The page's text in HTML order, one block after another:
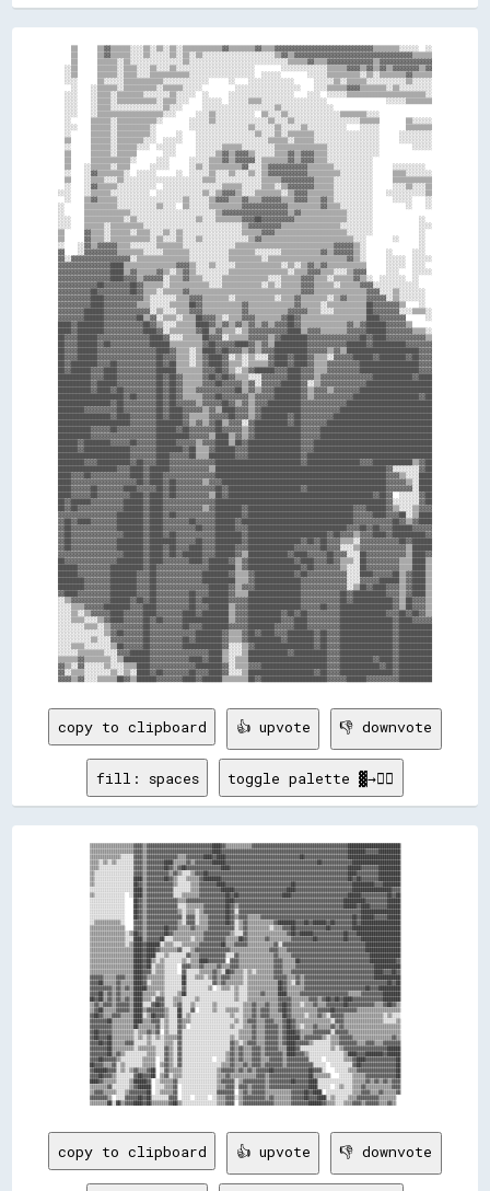
    ▒▒      ▒▒▓▓▒▒▒▒▒▒░░░░▒▒░░▒▒░░▒▒░░▒▒▒▒▒▒▒▒▒▒▒▒▓▓▒▒▒▒▒▒▒▒▓▓▒▒▒▒▓▓▓▓▓▓▓▓▓▓▓▓▓▓▓▓▓▓▓▓▓▓▓▓▓▓▓▓▓▓▒▒▒▒▒▒▒▒░░░░░░  ░░
    ▒▒      ▒▒▓▓▒▒▒▒▒▒░░░░▒▒░░░░░░▒▒░░▒▒░░▒▒░░░░░░░░░░░░░░░░░░░░░░▒▒▓▓▒▒▓▓▓▓▓▓▓▓▓▓▓▓▓▓▓▓▓▓▓▓▓▓▓▓▓▓▓▓▓▓▓▓▓▓▓▓▒▒▒▒▒▒
    ▒▒      ▒▒▒▒▒▒░░▒▒░░░░░░░░░░░░░░░░▒▒░░░░░░░░░░░░░░░░░░░░░░░░░░░░░░▒▒▒▒▒▒▓▓▒▒▒▒▓▓▓▓▓▓▓▓▓▓▓▓▓▓▒▒▓▓▓▓▓▓▓▓▓▓▓▓▓▓▓▓
  ░░▒▒      ▒▒▒▒▒▒░░▒▒▒▒░░░░▒▒░░░░▒▒░░░░░░░░░░░░░░░░░░░░░░░░        ░░░░░░░░░░░░░░▒▒▒▒▒▒▓▓▓▓▒▒▓▓▒▒▓▓▒▒▓▓▓▓▓▓▓▓▒▒▓▓
  ░░▒▒      ▒▒▒▒▒▒░░▒▒▒▒░░░░▒▒▒▒▒▒▒▒▒▒▒▒░░░░░░░░░░░░░░░░░░░░  ░░░░░░        ░░░░░░▒▒▒▒▒▒▒▒▒▒░░▒▒░░▒▒▒▒▒▒▒▒▓▓▒▒▒▒▒▒
  ░░░░      ▒▒░░░░░░▒▒▒▒▒▒▒▒▒▒▒▒░░░░░░░░░░░░░░      ░░    ░░░░░░░░░░░░░░      ░░░░░░▒▒░░▒▒▒▒▒▒░░░░░░░░░░░░▒▒░░░░░░
    ░░    ░░▒▒▒▒▒▒░░▒▒▒▒▒▒▒▒▒▒░░▒▒▒▒▒▒░░░░░░          ░░░░░░░░░░░░░░░░░░░░    ░░░░▒▒▒▒▒▒▓▓▓▓▒▒▒▒▒▒▒▒░░▒▒░░░░░░░░░░
  ░░░░    ░░▒▒▒▒░░▒▒▒▒▒▒▒▒░░░░░░░░▒▒░░░░░░  ░░      ░░░░░░░░░░░░░░░░░░░░    ░░░░  ░░░░░░▒▒▒▒▒▒▒▒▒▒▒▒▒▒▒▒▒▒▒▒▒▒▒▒░░
  ░░░░    ░░▒▒▒▒░░▒▒▒▒▒▒▒▒▒▒▒▒░░▒▒▒▒░░░░    ░░░░░░  ░░░░░░▒▒▒▒░░░░░░░░░░░░░░░░░░░░                  ░░░░░░▒▒▒▒▒▒▒▒
  ░░░░    ░░▒▒▒▒░░░░░░░░░░░░░░░░▒▒░░░░      ░░░░░░░░░░░░░░░░░░░░░░▒▒░░░░░░░░░░░░░░░░                              
  ░░░░    ░░▒▒▒▒▒▒▒▒▒▒▒▒▒▒▒▒▒▒▒▒░░░░      ░░░░▒▒░░░░░░░░░░░░  ▒▒░░░░▒▒░░░░░░░░░░░░░░░░▒▒▒▒▒▒▒▒░░░░                
  ░░      ▒▒▒▒▒▒░░▒▒▒▒▒▒▒▒▒▒▒▒░░        ░░░░░░▒▒░░░░░░░░░░░░░░░░▒▒░░░░▒▒░░░░░░░░░░░░░░░░░░░░▒▒▒▒▒▒        ▒▒░░░░░░
  ░░░░    ▒▒▒▒▒▒░░▒▒▒▒▒▒▒▒▒▒░░          ░░░░░░░░░░░░░░░░░░▒▒░░░░░░▒▒░░░░░░▒▒░░░░░░░░░░░░    ░░░░░░        ▒▒▒▒▒▒▒▒
  ░░      ▒▒▒▒▒▒░░▒▒▒▒▒▒▒▒▒▒░░      ░░    ░░░░░░░░░░░░░░░░░░▒▒░░░░▒▒░░▒▒▒▒▒▒▒▒░░░░░░░░░░░░░░░░░░░░      ░░░░░░░░░░
  ▒▒      ▒▒▒▒▒▒░░▒▒▒▒▒▒▒▒░░░░  ░░░░░░    ░░░░░░░░░░░░░░░░░░░░░░▒▒▒▒▒▒░░▒▒▒▒▒▒░░░░░░░░░░░░░░░░░░░░      ░░░░░░░░░░
  ░░      ▒▒▒▒▒▒░░▒▒▒▒▒▒░░░░  ░░░░░░      ░░░░░░░░▒▒▒▒▒▒░░░░░░░░░░▒▒▒▒▒▒▒▒▒▒▒▒▒▒▒▒░░░░░░░░░░░░░░░░          ░░░░░░
  ▒▒      ▒▒▒▒▒▒░░▒▒▒▒▒▒        ░░░░      ░░░░░░▒▒▓▓▒▒▓▓▓▓▒▒░░░░░░▒▒▒▒▓▓▒▒▓▓▓▓▒▒▒▒░░░░░░░░░░░░░░░░                
  ▒▒      ▒▒▒▒▒▒▒▒▒▒▒▒░░      ░░░░      ░░░░░░▒▒▒▒▓▓▒▒▓▓▓▓▓▓░░▒▒▒▒▒▒▒▒▓▓▒▒▓▓▓▓▒▒▒▒░░░░░░░░░░░░░░                  
  ▒▒    ░░▒▒▒▒▒▒░░▒▒▒▒      ░░░░░░      ░░▒▒░░▒▒▒▒▒▒▒▒▒▒▓▓░░░░▒▒▓▓▓▓▓▓▓▓▓▓▓▓▒▒▒▒▒▒▒▒░░░░░░░░░░░░      ░░░░░░░░░░  
  ░░    ░░▓▓▒▒▒▒▒▒▒▒░░  ░░░░░░      ░░  ░░░░░░▒▒░░░░▒▒░░░░▒▒░░▒▒▓▓▓▓▓▓▓▓▓▓▓▓▒▒▒▒▒▒▒▒▒▒░░░░░░░░░░      ▒▒▒▒░░░░░░░░
  ▒▒    ░░▒▒▒▒░░░░▒▒░░░░░░░░░░░░░░░░░░░░░░░░▒▒▒▒░░░░░░░░░░░░░░▒▒▒▒▒▒▓▓▓▓▓▓▓▓▓▓▒▒▒▒▒▒░░░░░░░░░░░░      ▒▒▒▒▒▒▒▒▒▒▒▒
  ░░    ░░▓▓▒▒▒▒▒▒░░░░░░░░░░░░  ░░░░░░░░░░░░░░░░░░▒▒▒▒▒▒░░░░░░▒▒▒▒░░▒▒▓▓▓▓▓▓▓▓▒▒▒▒▒▒░░░░░░░░░░░░      ░░░░▒▒░░░░▒▒
░░░░    ░░▒▒▒▒▒▒░░░░░░░░░░░░  ░░░░░░░░░░░░░░▒▒░░▒▒▓▓▓▓▒▒░░░░▒▒▒▒▒▒▒▒░░▒▒▓▓▓▓▒▒▒▒▒▒▒▒░░░░░░░░░░░░    ░░░░░░░░░░░░▒▒
  ░░    ▒▒▓▓▒▒▒▒▒▒░░░░░░░░░░░░░░░░░░░░▒▒░░░░░░▒▒▓▓▓▓▒▒▒▒▓▓▒▒▒▒▓▓▓▓▓▓▒▒▒▒▓▓▓▓▒▒▒▒▓▓▒▒░░░░░░░░░░░░      ░░░░░░    ░░
░░      ▒▒▒▒▒▒▒▒▒▒░░░░░░░░░░░░▒▒░░░░  ▒▒░░░░░░▒▒▒▒▒▒▒▒▒▒▓▓▓▓▓▓▓▓▓▓▓▓▓▓▒▒▒▒▒▒▒▒▒▒▓▓▒▒▒▒░░░░░░░░░░          ░░    ░░
░░      ▒▒▒▒▒▒▒▒▒▒▒▒▒▒░░░░░░░░░░░░░░░░░░░░░░░░░░▒▒▓▓▓▓▓▓▓▓▓▓▓▓▓▓▓▓▓▓▓▓▒▒▓▓▒▒▒▒▒▒▒▒▒▒▒▒▒▒░░░░░░░░                  
░░░░    ▒▒▒▒▒▒▒▒▒▒▒▒░░▒▒░░░░░░░░░░░░░░░░░░▒▒░░░░▒▒▒▒▒▒▒▒▓▓▓▓██▓▓▓▓▓▓▓▓▓▓▒▒▒▒▒▒▒▒▒▒▒▒▒▒▒▒░░░░░░░░              ░░  
░░░░    ▒▒▒▒▒▒░░▒▒▒▒▒▒▒▒▒▒░░░░░░░░░░░░░░░░░░░░░░░░░░░░░░▒▒▓▓▓▓▓▓▓▓▓▓▒▒▒▒▒▒▒▒▒▒▒▒▒▒▒▒▒▒░░░░░░░░░░              ░░░░
▒▒      ▓▓▒▒▒▒░░▒▒▒▒▒▒░░▒▒▒▒░░░░▒▒░░▒▒░░░░░░░░░░░░░░░░░░▒▒▒▒▒▒▓▓▓▓▒▒▒▒▒▒▒▒▒▒▒▒▒▒▒▒▒▒▒▒▒▒░░░░░░░░              ░░  
▒▒      ▓▓▒▒▒▒░░▒▒▒▒▒▒▒▒▒▒▒▒░░▒▒░░░░▒▒░░░░▒▒░░░░░░░░░░░░░░▒▒▓▓▒▒▒▒▒▒▒▒▒▒▒▒▒▒▒▒▒▒▒▒▒▒▒▒▒▒▒▒░░░░        ░░      ░░  
░░    ░░▓▓▒▒▓▓▓▓▓▓▒▒▒▒░░░░░░░░▒▒▒▒▒▒▒▒░░░░░░░░░░░░░░░░▒▒▒▒▒▒▒▒▒▒▒▒▒▒▒▒▒▒▒▒▒▒▒▒▒▒▒▒▒▒▓▓▓▓▓▓▒▒░░                ░░  
▓▓    ░░▓▓▓▓▓▓▓▓▓▓▒▒▒▒▒▒▒▒░░░░░░▒▒▒▒▒▒▒▒░░░░░░░░░░░░▒▒▒▒▒▒▒▒░░░░░░░░▒▒▒▒▒▒▒▒▒▒▒▒▓▓▒▒▓▓▓▓▓▓▒▒░░      ░░      ░░░░  
▓▓░░▓▓▓▓▓▓▓▓▓▓▓▓▓▓▓▓▓▓░░▒▒▒▒▒▒▒▒▒▒▒▒▒▒▒▒░░░░░░░░░░░░▒▒▒▒▒▒▒▒▒▒░░▒▒▒▒▒▒▒▒▒▒▒▒▒▒▒▒▒▒▒▒▒▒▒▒▓▓▒▒░░      ░░░░░░  ░░░░░░
▓▓▓▓▓▓▓▓▓▓▓▓▓▓▓▓████▒▒▒▒▒▒▒▒▒▒▒▒▒▒▒▒▓▓▓▓▒▒░░░░▒▒░░░░░░▒▒▒▒▒▒▒▒▒▒▒▒▒▒░░▒▒░░▒▒▓▓▒▒▓▓▒▒▒▒▒▒▒▒▒▒▒▒      ░░░░░░  ░░░░  
▓▓▓▓▓▓▓▓▓▓▓▓▓▓▓▓████▒▒▓▓▒▒▒▒▒▒▓▓▒▒░░▒▒▓▓▒▒░░░░░░░░░░▒▒▒▒▒▒▒▒▒▒▒▒▒▒▒▒▒▒░░▒▒▒▒▓▓▓▓▒▒▒▒░░░░▒▒▓▓▓▓      ░░░░    ░░░░░░
▓▓▓▓▓▓▓▓▓▓▓▓▓▓▓▓████▓▓▓▓▒▒▓▓▓▓▓▓░░▒▒▒▒▓▓▒▒▒▒░░░░░░▒▒▒▒▒▒▒▒▒▒▒▒▒▒░░░░▒▒▒▒▒▒▓▓▓▓▒▒▒▒░░▒▒▒▒▒▒▓▓▒▒░░  ░░░░░░░░  ░░    
▓▓▓▓▓▓▓▓▓▓▓▓██▓▓▓▓▓▓▓▓██▓▓▒▒▒▒▒▒░░▒▒▒▒▒▒▒▒▒▒▒▒░░░░▒▒▒▒▒▒▒▒▒▒▒▒░░▒▒░░▒▒▒▒▒▒▓▓▓▓▒▒▒▒▒▒░░▒▒▒▒▒▒▓▓▓▓░░░░░░░░░░░░░░    
▓▓▓▓▓▓▓▓▓▓██▓▓▓▓▓▓▓▓▓▓██▓▓▒▒▒▒░░▒▒▒▒▒▒▓▓▒▒▒▒▒▒▒▒▒▒▒▒▒▒▒▒▒▒▒▒▒▒▒▒▒▒▒▒▒▒▒▒▒▒▓▓▓▓▒▒▒▒▒▒▒▒▒▒▒▒▒▒▒▒▓▓▓▓░░░░▒▒░░░░░░░░  
▓▓▓▓▓▓▓▓▓▓████▓▓▓▓▓▓▓▓▓▓▓▓▒▒░░░░░░░░▒▒▒▒▓▓▓▓▒▒▒▒▒▒▒▒░░▒▒▒▒▒▒▒▒▒▒▒▒░░▒▒▒▒▓▓▒▒▒▒▒▒▒▒░░▒▒▓▓▒▒▒▒▒▒▓▓▓▓▓▓░░▒▒░░░░░░░░  
▓▓▓▓▓▓▓▓▓▓████▓▓▓▓▓▓▓▓▓▓▒▒▒▒░░░░░░▒▒▒▒▒▒██▓▓▒▒▒▒▒▒▒▒▒▒▒▒▓▓▒▒▒▒▒▒▒▒▒▒▒▒▒▒▓▓▒▒▒▒▒▒░░▒▒▒▒▒▒▒▒▒▒▒▒██▓▓▓▓▓▓▓▓▒▒    ░░  
▓▓▓▓▓▓▓▓██████▓▓▓▓▓▓▓▓▓▓▓▓▓▓░░▒▒░░░░▒▒▒▒▓▓▓▓▒▒▒▒▒▒▒▒▒▒▒▒▓▓▒▒▒▒▒▒▒▒▒▒▒▒▓▓▓▓▓▓▒▒▒▒░░░░▒▒▒▒▒▒▒▒▒▒██▓▓▓▓▓▓▓▓░░░░▒▒▒▒░░
▓▓▓▓▓▓▓▓██████▓▓▓▓▓▓▓▓▓▓██▒▒▓▓░░▒▒▒▒░░▒▒▒▒██▓▓▓▓▒▒░░▒▒▒▒▓▓▓▓▒▒▒▒▒▒▒▒▓▓██▓▓▒▒▒▒▒▒▒▒▒▒▒▒▒▒▒▒▒▒▒▒████▓▓▓▓▓▓▓▓      ░░
████▓▓████████▓▓▓▓▓▓▓▓▓▓▓▓██▓▓▒▒░░░░▒▒▒▒▒▒████▓▓▒▒▓▓▒▒▓▓▒▒▓▓▒▒▓▓▒▒▓▓▓▓██▓▓▒▒▒▒▒▒▒▒▒▒▒▒▒▒▓▓▒▒▓▓██████▓▓▓▓▓▓▒▒      
████▓▓████████▓▓▓▓▓▓▓▓▓▓▓▓████▓▓░░▒▒▒▒▒▒▒▒▓▓██▒▒▓▓▒▒▒▒░░▒▒▓▓▓▓▓▓▓▓▓▓▓▓████▒▒▓▓▓▓▒▒▒▒▒▒▒▒▓▓▓▓▓▓██████▓▓▓▓▓▓▓▓▒▒▒▒░░
██▓▓▓▓██████▓▓▓▓▓▓▓▓▓▓▓▓▓▓▓▓████▓▓░░░░▒▒▒▒▒▒██▓▓▓▓░░▒▒▒▒▒▒▓▓▓▓▓▓▒▒▓▓████████▓▓▓▓▓▓▓▓▓▓▓▓▓▓▓▓██▓▓████▓▓▓▓▓▓▓▓▓▓▓▓▒▒
██▓▓▓▓██████▓▓██▓▓▓▓▓▓▓▓▓▓▓▓██████▒▒▒▒▒▒▒▒▒▒▓▓██▓▓▓▓▓▓████▓▓▒▒▓▓▒▒██████████▓▓▓▓▓▓▓▓▓▓▓▓██████▓▓██████████▓▓▓▓▓▓▓▓
██▓▓▓▓██████▓▓▓▓▓▓▓▓▓▓▓▓▓▓▓▓▓▓████▓▓▒▒▒▒░░▒▒████▓▓██▓▓▓▓▒▒▓▓▒▒▓▓▓▓██████████▓▓▓▓▓▓▒▒▓▓▒▒██████████████████████▓▓▓▓
██▓▓▓▓██████▓▓▓▓▓▓▓▓▓▓▓▓▓▓▓▓▓▓██▓▓▓▓▒▒▒▒░░▒▒▓▓████▓▓░░▒▒░░▒▒░░░░▓▓████▓▓████▓▓▒▒▒▒░░▓▓▓▓▓▓██████▓▓████████▓▓██▓▓▓▓
██▓▓████████▓▓▓▓██▓▓▓▓▓▓▓▓▓▓▓▓██▓▓██▒▒▒▒░░▒▒▓▓████▓▓▒▒▒▒░░▒▒▒▒▒▒▓▓████▓▓████▓▓▒▒▒▒▓▓▓▓▓▓▓▓▓▓██████████████████▓▓▓▓
██▓▓██████▓▓▓▓████▓▓▓▓▓▓▓▓▓▓▓▓██████▒▒▒▒▒▒▒▒▓▓▓▓██▓▓▒▒░░▒▒▓▓██████▓▓▓▓████▓▓▓▓▒▒▒▒▓▓▓▓▓▓▓▓▓▓██████████████████▓▓▓▓
██████████▓▓▓▓████▓▓▓▓▓▓▓▓▓▓▓▓██▓▓██▓▓▒▒▒▒▒▒▓▓██▓▓██▓▓▒▒▒▒░░░░▓▓▓▓▓▓▓▓████▓▓▓▓▒▒▓▓▓▓▓▓▓▓▓▓▓▓▓▓▓▓████████████▓▓████
██████████▓▓██████▓▓▓▓▓▓▓▓▓▓▓▓██▓▓██▓▓▒▒▒▒▒▒▓▓▓▓██▓▓▓▓▓▓▒▒▓▓░░▓▓▓▓▓▓██████▓▓░░▒▒▓▓▓▓▓▓▓▓▓▓▓▓▓▓████████████████████
██████████▓▓████▓▓██▓▓▓▓▓▓▓▓▓▓██▓▓██▓▓▒▒▒▒▓▓▓▓▓▓▓▓▓▓▓▓██▒▒▓▓▒▒▓▓▓▓████████▓▓▒▒▓▓▓▓▒▒▓▓▓▓▓▓▓▓██████████████████████
████████████████████▓▓██▓▓▓▓▓▓██▓▓██▓▓▒▒▒▒▒▒▓▓▓▓██▓▓▓▓▓▓▓▓▒▒▓▓▓▓▓▓████████▓▓▒▒▓▓▓▓▓▓▓▓▓▓▓▓████████████████████▓▓██
████████████████▓▓██▓▓▓▓▓▓▓▓▓▓██▓▓██▓▓▓▓▓▓▒▒▓▓▓▓▓▓██▓▓▒▒▓▓▒▒▓▓▓▓██████████▓▓▓▓▓▓▓▓▓▓▓▓▓▓██████████████████████████
████████▓▓▓▓▓▓▓▓▓▓██▓▓▓▓▓▓▓▓▓▓██▓▓████▓▓▓▓▓▓▒▒▓▓▒▒████▓▓▓▓▒▒▓▓████████████▓▓▓▓▓▓▓▓▓▓▓▓████████████████████████████
████████████████▓▓████▓▓▓▓▓▓▓▓██▓▓████▓▓▒▒▒▒▒▒▓▓▓▓▓▓██▓▓▓▓▒▒▓▓████████▓▓██▓▓▓▓▓▓▓▓▓▓██████████████████████████████
██████████████████████▓▓▓▓▓▓▓▓████████▓▓▒▒▓▓▒▒▓▓██▒▒▓▓▓▓░░▓▓██████████▓▓██▓▓▓▓▓▓▓▓████████████████████████████████
██████████▓▓▓▓▓▓██▓▓▓▓▓▓▓▓▓▓▓▓██████▓▓██▓▓▓▓▓▓▓▓██▓▓▓▓▓▓▒▒▓▓██████████████▓▓▓▓▓▓██████████████████████████████████
██████████▓▓▓▓▓▓▓▓▓▓▓▓▓▓▓▓▓▓▓▓██████████▓▓▓▓▓▓▒▒████▒▒▓▓▒▒▓▓██████████████▓▓▓▓▓▓██████████████████████████████████
██████▓▓████████▓▓▓▓▓▓██▓▓▓▓▓▓██████▓▓▓▓▓▓▒▒▓▓▓▓████▒▒██▓▓████████████████▓▓▓▓████████████████████████████████████
██████▓▓██████████████▓▓▓▓▓▓▓▓████████▓▓██▒▒▒▒▓▓██████▓▓▓▓████████████████▓▓▓▓████████████████████████████████████
██████████████████████▓▓▓▓▓▓▓▓████▓▓▓▓▓▓██▒▒▒▒████████▓▓▓▓████████████████▓▓██████████████████████████████████████
████████▓▓▓▓██████████▓▓██▓▓▓▓████▓▓▓▓▓▓▓▓▓▓▓▓▓▓██████████████████████████▓▓████████████████▓▓▓▓████████████▒▒▓▓██
██████████████████▓▓▓▓████▓▓██████▓▓▓▓▓▓▓▓▓▓▓▓▒▒████████████████████████████████████████████████████▓▓░░░░░░░░▓▓██
████▓▓▓▓██▓▓▓▓▓▓▓▓▓▓▓▓████▓▓████▓▓▓▓▓▓▓▓▓▓▓▓▓▓▓▓████████████████████████████████████████████████████▓▓▓▓▒▒░░░░████
████▓▓▓▓▓▓▓▓▓▓▓▓▓▓▓▓▓▓▓▓██▓▓████▓▓██▓▓▓▓▓▓▓▓▒▒▓▓▓▓██████████████████████████████████████████████████▓▓▓▓▓▓▒▒░░████
████▓▓▓▓▓▓██▓▓▓▓▓▓▓▓████▓▓▓▓▓▓██▓▓██▓▓▓▓▓▓▓▓▓▓▓▓██▓▓██████████████████████▓▓████████████████████████▓▓▓▓▓▓▓▓░░████
████▓▓▓▓▓▓██▓▓▓▓▓▓▓▓▓▓████▓▓████▓▓██▓▓▓▓▓▓▓▓▓▓▒▒██▓▓████████████████████████████████████████████▓▓██▓▓  ░░░░░░▓▓██
██▓▓██████▓▓▓▓▓▓▓▓▓▓██████▓▓████▓▓▓▓▓▓▓▓▓▓▓▓▓▓▓▓████████████████████████████████████████████████████▓▓░░░░░░░░▓▓██
██▓▓██▓▓▓▓▓▓▓▓▓▓▓▓▓▓██████▓▓████▓▓▓▓▓▓▓▓▓▓▓▓▒▒▓▓████████▓▓████████████████████████████████▓▓▓▓██████▓▓▒▒░░░░▒▒▓▓▓▓
▓▓▓▓▓▓▓▓▓▓▓▓▓▓▓▓▓▓████████▓▓████▓▓██▓▓▓▓▓▓▓▓▓▓▓▓████████▓▓████████████████████████████████▓▓▓▓▓▓████▓▓▓▓██░░▒▒████
▓▓██▓▓████▓▓▓▓▓▓▓▓████████▓▓████▓▓▓▓▓▓▓▓██▓▓▓▓▓▓██████▓▓██████████████████████████████████▓▓▓▓▓▓▓▓▓▓▓▓██▓▓▒▒▓▓████
▓▓██▓▓▓▓▓▓▓▓▓▓▓▓▓▓████████▓▓████▓▓▓▓▓▓▓▓▓▓██▓▓▓▓██████▓▓▓▓██████████████████████████████▓▓▓▓██▓▓██▓▓▓▓██████▓▓▓▓▓▓
▓▓██▓▓▓▓▓▓▓▓▓▓▓▓▓▓▓▓██████▓▓████▓▓██▓▓▓▓▓▓▓▓▓▓▓▓████████▓▓████████████████████████▓▓██▓▓▓▓▒▒▓▓▓▓████▓▓██████████▓▓
▓▓██▓▓▓▓▓▓▓▓▓▓▓▓▓▓████████▓▓████████▓▓▓▓▓▓██▓▓▓▓████████▓▓████████████████▓▓██▓▓██▓▓▓▓▒▒▒▒░░▓▓▓▓▓▓▓▓▓▓▓▓██▓▓██████
▓▓██▓▓▓▓▓▓▓▓▓▓▓▓▓▓████████▓▓████▓▓██▓▓▓▓████▓▓▓▓██████▓▓▓▓██████████████▓▓▓▓▓▓▓▓██▓▓▓▓░░░░▒▒▓▓▓▓▓▓▓▓▓▓▓▓▓▓▒▒██████
▓▓▓▓▓▓▓▓▓▓▓▓▓▓▓▓▓▓▓▓██████▓▓████▓▓██▓▓██████▓▓▓▓██████▓▓▒▒████████████▓▓████▓▓▓▓▓▓██▓▓▓▓░░░░██▓▓▓▓▓▓▓▓▓▓▓▓▒▒████▓▓
██▓▓▓▓▓▓▓▓▓▓▓▓▓▓▓▓████████▓▓████▓▓▓▓▓▓▓▓████▓▓██████▓▓▒▒▓▓██████████████▓▓████▓▓▓▓██▓▓▒▒▒▒░░██▓▓▓▓▓▓▓▓▓▓▒▒▒▒████▒▒
██████▓▓▓▓▓▓▓▓▓▓██████████▓▓██▓▓▓▓▓▓▓▓▓▓▓▓▓▓▓▓████████▒▒▓▓████████████████▓▓██▓▓▓▓▓▓▓▓▒▒░░░░██▓▓▓▓▓▓▓▓▓▓▒▒▒▒████▒▒
██████▓▓▓▓▓▓▓▓▓▓████████▓▓▓▓██▓▓▓▓▓▓▓▓▓▓▓▓▓▓████████▓▓▒▒▒▒▓▓████████████▓▓██▓▓▓▓▓▓▓▓▓▓▓▓░░░░████▓▓▓▓▓▓██▒▒▓▓████▒▒
████████▓▓▓▓▓▓▓▓████████▓▓▓▓██▓▓▓▓▓▓▓▓▓▓▓▓▓▓██████████▒▒▒▒▓▓██████████████▓▓▓▓▓▓▓▓▓▓▓▓▓▓░░░░▓▓▓▓▓▓██████▒▒▓▓████▒▒
████████▓▓▓▓▓▓▓▓████████▓▓▓▓██▓▓▓▓▓▓▓▓▓▓▓▓▓▓▓▓██████▓▓▒▒▓▓▓▓██████████████▓▓▓▓▓▓▓▓▓▓▓▓▓▓░░▒▒██▓▓████▓▓▓▓▒▒▓▓████▒▒
▓▓████▓▓▓▓▓▓▓▓▓▓████████▓▓▓▓██▓▓▓▓▓▓▓▓▓▓██▓▓▓▓██████▓▓▒▒▒▒████████████████▓▓▓▓▓▓▓▓▓▓▓▓██▓▓██████████▓▓▓▓▒▒▓▓████▒▒
░░▒▒▓▓▓▓▓▓▓▓▓▓▓▓██████▓▓██▓▓██▓▓▓▓▓▓▓▓▓▓██▓▓████████▓▓▓▓▓▓████████████████▓▓▓▓▓▓▓▓▓▓▓▓██▓▓████████████▓▓▒▒██▓▓▓▓▒▒
░░░░▒▒▒▒▓▓▓▓▓▓████████▓▓▓▓████▓▓▓▓▓▓▓▓▓▓██▓▓▓▓██████▒▒▓▓▓▓████████████████▓▓▓▓▓▓██▓▓▓▓████████████████▓▓▒▒██▓▓▓▓▒▒
░░░░▒▒░░▒▒▓▓▓▓▓▓████▓▓▓▓▓▓████▓▓▓▓▓▓▓▓████▓▓████████▒▒▓▓▓▓██████████▓▓██▓▓██▓▓▓▓▓▓▓▓▓▓██████████████▓▓▓▓██▓▓██
copy to clipboard 👍 upvote 👎 downvote
fill: spaces toggle palette ▓→✊🏽
▒▒▒▒▒▒▒▒▒▒▒▒▒▒▒▒▒▒▒▒▓▓▓▓▒▒▓▓▓▓▓▓▓▓▓▓▓▓▓▓▓▓▓▓▓▓▓▓▓▓▓▓▓▓▓▓████▓▓▒▒▒▒▒▒▒▒▒▒▒▒▓▓▓▓▓▓▓▓▓▓▓▓▓▓▓▓▓▓▓▓▓▓▓▓▓▓▓▓▓▓▓▓▓▓▓▓▓▓▓▓▓▓▓▓████████████████████████
▒▒▒▒▒▒▒▒▒▒▒▒▒▒▒▒▒▒▒▒▓▓▓▓▒▒▓▓▓▓▓▓▓▓▓▓▓▓▓▓▓▓▓▓▓▓▓▓▓▓▓▓▓▓▓▓████▓▓▓▓▓▓▓▓▓▓▓▓▓▓▓▓▓▓▓▓▓▓▓▓▓▓▓▓▓▓▓▓▓▓▓▓▓▓▓▓▓▓▓▓▓▓▓▓▓▓▓▓▓▓▓▓▓▓████████▓▓▓▓▓▓██████████
▒▒▒▒▒▒▒▒▒▒▒▒▒▒░░░░░░▓▓▓▓▒▒▓▓▓▓▓▓▓▓▓▓▓▓▓▓▒▒▒▒▓▓▓▓▓▓▓▓████▓▓████▓▓▓▓▓▓▓▓▓▓▓▓▓▓▓▓▓▓▓▓▓▓▓▓▓▓▓▓▓▓▓▓▓▓██▓▓▓▓▓▓▓▓▓▓▓▓▓▓▓▓▓▓▓▓████████████████████████
▒▒▒▒░░▒▒░░▒▒░░░░░░░░▓▓▓▓▒▒▓▓▓▓▓▓▓▓████▒▒▒▒▒▒▓▓▒▒▓▓▓▓▓▓▓▓██████▓▓▓▓▓▓▓▓▓▓▓▓▓▓▓▓▓▓▓▓▓▓▓▓▓▓▓▓▓▓▓▓▓▓▓▓▓▓▓▓▓▓██▓▓▓▓▓▓▓▓▓▓▓▓▓▓██████████████████████
▒▒▒▒░░░░░░░░░░░░░░░░▓▓▓▓▒▒▓▓▓▓▓▓▓▓██▓▓▒▒▓▓██▓▓▓▓▓▓▓▓▓▓▓▓▓▓▓▓████▓▓▓▓▓▓▓▓▓▓▓▓▓▓▓▓▓▓▓▓▓▓▓▓▓▓▓▓▓▓▓▓▓▓▓▓▓▓▓▓▓▓▓▓▓▓▓▓▓▓▓▓▓▓██████▓▓▓▓▓▓▓▓██████████
▒▒░░░░░░░░░░░░░░░░░░▓▓▓▓▒▒▓▓▓▓▓▓▓▓▓▓▒▒▓▓▒▒░░░░▒▒▓▓▓▓██▓▓▓▓▓▓▓▓▓▓▓▓▓▓▓▓▓▓▓▓▓▓▓▓▓▓▓▓▓▓▓▓▓▓▓▓▓▓▓▓▓▓▓▓▓▓▓▓▓▓▓▓▓▓▓▓▓▓▓▓▓▓▓▓████▓▓▓▓▓▓▓▓▓▓██████████
▒▒░░░░░░░░░░░░░░░░░░████▒▒▓▓▓▓▓▓▓▓██▓▓▒▒░░░░▒▒▒▒▒▒▓▓████████▓▓▓▓▓▓▓▓▓▓▓▓▓▓▓▓▓▓▓▓▓▓▓▓▓▓▓▓▓▓▓▓▓▓▓▓▓▓▓▓▓▓▓▓▓▓▓▓▓▓▓▓▓▓▓▓▓▓██▓▓██▓▓▓▓▓▓▓▓██████████
▒▒░░░░░░░░░░░░░░░░░░██▓▓▒▒▓▓▓▓▓▓▓▓▓▓▓▓▒▒░░░░░░▒▒▒▒▓▓▓▓▓▓▓▓████▓▓▓▓▓▓▓▓▓▓▓▓▓▓▓▓▓▓▓▓▓▓▓▓▓▓▓▓▓▓██▓▓▓▓▓▓▓▓▓▓▓▓▓▓▓▓▓▓▓▓▓▓▓▓▓▓██████████▓▓▓▓████████
░░░░░░░░░░░░░░░░░░░░████▒▒▓▓▓▓▓▓▓▓▓▓▓▓░░░░░░░░▒▒▒▒▓▓▓▓▓▓▓▓▓▓██████▓▓▓▓▓▓▓▓▓▓▓▓▓▓▓▓▓▓▓▓▓▓▓▓████▓▓▓▓▓▓▓▓▓▓▓▓▓▓▓▓▓▓▓▓▓▓▓▓▓▓██████████████████▓▓▓▓
▒▒░░░░░░░░░░░░░░  ░░████▒▒▓▓▓▓▓▓▓▓▓▓▓▓░░░░▒▒▒▒▒▒▒▒▓▓▓▓▓▓▓▓▓▓▓▓██▓▓██▓▓▓▓▓▓▓▓▓▓▓▓▓▓▓▓▓▓▓▓████▓▓▓▓▓▓▓▓▓▓▓▓▓▓▓▓▓▓▓▓▓▓▓▓▓▓██████▓▓▓▓▓▓▓▓▓▓▓▓██▓▓██
░░░░░░░░░░░░░░░░    ██▓▓▒▒▓▓▓▓▓▓▓▓▓▓▓▓▓▓▒▒▒▒▓▓▓▓▓▓▓▓▓▓▓▓▓▓▓▓▓▓████▓▓▓▓▓▓▓▓▓▓▓▓▓▓▓▓▓▓▓▓▓▓▓▓▓▓▓▓▓▓▓▓▓▓▓▓▓▓▓▓▓▓▓▓▓▓▓▓▓▓██████████▓▓▓▓▓▓▓▓▓▓██████
░░░░░░░░░░░░░░░░    ██▓▓▒▒▓▓▓▓▓▓▓▓▓▓▓▓▓▓░░░░▒▒▒▒▒▒▒▒▓▓▓▓▓▓▓▓▓▓██▓▓▒▒▓▓▓▓▓▓▓▓▓▓▓▓▓▓▓▓▓▓▓▓▓▓▓▓▓▓▓▓▓▓▓▓▓▓▓▓▓▓▓▓▓▓▓▓▓▓▓▓██████▓▓████▓▓▓▓▓▓▓▓██████
░░░░░░░░░░░░░░░░    ██▓▓▒▒▓▓▓▓▓▓▓▓▓▓▓▓▓▓▒▒░░▒▒▒▒░░▒▒▓▓▓▓▓▓▓▓▓▓██▓▓░░▓▓▓▓▓▓▓▓▓▓▓▓▓▓▓▓▓▓▓▓▓▓▓▓▓▓▓▓▓▓▓▓▓▓▓▓▓▓▓▓▓▓▓▓▓▓▓▓▓▓▓▓▓▓▓▓██████████████████
░░░░░░░░░░░░░░░░    ██▓▓▒▒▓▓▓▓▓▓▓▓▓▓▓▓▓▓▓▓░░▓▓▓▓░░▒▒▒▒▓▓▓▓▓▓▓▓██▓▓▒▒▓▓▓▓▒▒▒▒▒▒▓▓▓▓▓▓▓▓▓▓▓▓▓▓▓▓▓▓▓▓▓▓▓▓▓▓▓▓▓▓▓▓▓▓▓▓▓▓▓▓▓▓██▓▓██████▓▓▓▓▓▓██████
░░▒▒▒▒▒▒▒▒▒▒▒▒░░    ▓▓▓▓▒▒▓▓▓▓▓▓▓▓▓▓▓▓▓▓▒▒░░▓▓▓▓░░▒▒▒▒▓▓▓▓▓▓▓▓██▓▓░░▒▒▓▓▒▒▒▒▒▒▒▒▒▒▒▒▓▓████████▓▓▓▓██▓▓██████▓▓██▓▓▓▓▓▓▓▓██▓▓██████████████████
▒▒▒▒▒▒▒▒▒▒▒▒▒▒▒▒    ▓▓▓▓▒▒▓▓▓▓▓▓▓▓██▓▓▓▓▒▒▒▒▒▒▓▓▒▒▒▒▒▒▓▓▓▓▓▓▓▓▓▓▓▓░░▒▒▓▓▒▒▒▒▒▒▒▒▒▒░░▒▒▒▒▓▓▓▓██▓▓▓▓▓▓▓▓▓▓▓▓▓▓██▓▓▓▓▓▓▓▓▓▓██████████████████████
▒▒▒▒▒▒▒▒▒▒▒▒▒▒▒▒░░▒▒██▓▓▒▒▓▓▓▓▓▓▓▓██▓▓▒▒▒▒▒▒▒▒▒▒▒▒▒▒▓▓▓▓▓▓▓▓▓▓▓▓▒▒░░░░▓▓▒▒▒▒▒▒▒▒▒▒▒▒▒▒▒▒▒▒▓▓██▓▓██████▓▓▓▓▓▓▓▓▓▓▓▓▓▓██▓▓▓▓████████████████████
▒▒▒▒▒▒▒▒▒▒▒▒▒▒▒▒░░░░████▒▒▓▓▓▓▓▓██░░░░▒▒▒▒▒▒▒▒░░▒▒▒▒▓▓▓▓▓▓▓▓▓▓▒▒▒▒▒▒██▓▓▒▒▒▒▒▒▒▒▓▓▒▒▒▒▒▒▒▒▒▒▓▓▓▓▓▓▓▓▓▓██▓▓▓▓▓▓▓▓▓▓▓▓██▓▓▓▓▓▓██████████████████
▒▒▒▒▒▒▒▒▒▒▒▒▒▒▒▒░░▒▒████▓▓██████░░▒▒▒▒░░░░▒▒▒▒▒▒▒▒▓▓▓▓▓▓▓▓▓▓██▒▒▒▒▓▓▓▓▓▓▒▒▒▒▒▒▒▒▒▒▒▒▓▓░░▓▓▓▓▓▓▓▓▓▓▓▓▓▓▓▓▓▓▓▓▓▓▓▓▓▓▓▓▓▓▓▓▓▓▓▓▓▓████████████████
▒▒▒▒▒▒▒▒▒▒▒▒▒▒▒▒▒▒▒▒████▓▓████▓▓▒▒▒▒▒▒▒▒▓▓░░░░▒▒▓▓▓▓▓▓▓▓▓▓▓▓▓▓▓▓▒▒▒▒▒▒▒▒▒▒▒▒▒▒▒▒▒▒▓▓▓▓▒▒▒▒▓▓▓▓▓▓▓▓▓▓▓▓▓▓▓▓▓▓▓▓▓▓▓▓▓▓▓▓▓▓▓▓▓▓▓▓████████████████
▒▒▒▒▒▒▒▒▒▒▒▒▒▒▒▒▒▒▒▒████▓▓████░░░░▒▒░░░░░░░░▓▓▒▒▒▒▓▓▓▓▓▓▓▓▓▓▓▓░░░░▓▓▒▒▒▒▒▒▒▒▒▒▒▒▒▒▒▒▓▓▒▒▒▒▒▒▓▓▓▓▓▓▓▓▓▓▓▓▓▓▓▓▓▓▓▓▓▓▓▓▓▓▓▓▓▓▓▓▓▓▓▓██████████████
▒▒▒▒▒▒▒▒▒▒▒▒▒▒▒▒▒▒▒▒████▓▓██▒▒░░▒▒░░░░░░░░▒▒░░▒▒▒▒████▓▓▓▓▓▓▓▓  ▓▓▓▓▒▒▒▒▒▒▒▒▒▒▒▒▒▒▒▒▓▓▓▓▒▒▒▒▒▒██▓▓▓▓▓▓▓▓▓▓▓▓▓▓▓▓▓▓▓▓▓▓▓▓▓▓▓▓▓▓▓▓████████████▓▓
▒▒▒▒▒▒▒▒▒▒▒▒▒▒▒▒▒▒▒▒████▓▓██░░▒▒▒▒░░░░░░  ▓▓▓▓▒▒▒▒▓▓▒▒▒▒▒▒▓▓▒▒▒▒▓▓▓▓▒▒▒▒▒▒▒▒▒▒▒▒▒▒▒▒▓▓▓▓▒▒▒▒▒▒▓▓▓▓▓▓▓▓▓▓▓▓▓▓▓▓▓▓▓▓▓▓▓▓▓▓▓▓▓▓▓▓▓▓▓▓████████████
▒▒▒▒▒▒▒▒▒▒▒▒▒▒▒▒▒▒▒▒████▓▓▓▓░░▒▒▒▒░░░░░░  ▓▓░░░░░░▒▒▒▒▒▒▓▓▒▒░░██▓▓▒▒▒▒░░▒▒░░▒▒▒▒▒▒▒▒▓▓▓▓▒▒▒▒▓▓▓▓▓▓▓▓▓▓▓▓▓▓▓▓▓▓▓▓▓▓▓▓▓▓▓▓▓▓▓▓▓▓▓▓▓▓████▓▓▓▓██▓▓
▓▓▓▓▓▓▒▒▒▒▒▒▓▓▓▓▒▒▒▒████▓▓▒▒▒▒▒▒▒▒░░░░░░░░██░░░░▒▒▒▒░░▒▒▓▓▒▒▓▓▓▓▒▒▒▒▒▒░░▒▒▒▒▒▒▒▒▒▒▒▒▓▓▓▓▓▓▒▒▒▒▓▓▒▒▓▓▓▓▓▓▓▓▓▓▓▓▓▓▓▓▓▓▓▓▓▓▓▓▓▓▓▓▓▓▓▓████████████
▓▓▓▓██▒▒▒▒▒▒▓▓▒▒▒▒▒▒████▓▓░░▒▒▒▒▒▒░░░░░░░░██░░░░░░░░░░░░▓▓▒▒▓▓▒▒▒▒▒▒▒▒░░▒▒▒▒▒▒▒▒▒▒▒▒▒▒██▓▓▒▒░░▓▓▒▒▓▓▓▓▓▓▓▓▓▓▓▓▓▓▓▓▓▓▓▓▓▓▓▓▓▓▓▓▓▓▓▓▓▓▓▓▓▓██▓▓██
▓▓▓▓▓▓▓▓▓▓▒▒▓▓▒▒▓▓▒▒██████▒▒▒▒▒▒▒▒░░░░░░░░▓▓░░░░░░░░░░▒▒  ░░▒▒▒▒░░▒▒░░░░▒▒▒▒▒▒▒▒▒▒▒▒▒▒██▓▓▒▒▒▒▒▒▒▒▓▓▓▓▓▓▓▓▓▓▓▓▓▓▓▓▓▓▓▓▓▓▓▓▓▓▓▓██▓▓▓▓██████████
▓▓▓▓██▒▒▓▓▒▒▓▓▒▒▒▒▒▒████▒▒▒▒▒▒░░▒▒░░░░░░▒▒██░░░░░░░░░░░░░░░░░░░░░░▒▒░░░░▒▒▒▒▒▒▓▓▒▒▒▒▒▒████▒▒▒▒▒▒▓▓▓▓▓▓▓▓▓▓▓▓▓▓▓▓▓▓▓▓▓▓▒▒▒▒▒▒▓▓▓▓▓▓▓▓▓▓████████
██▓▓██▒▒▓▓▒▒▓▓▒▒▓▓▒▒████▒▒▒▒░░▓▓▓▓░░░░▒▒▒▒░░░░░░▒▒░░░░░░░░░░░░░░░░▒▒░░░░▒▒▒▒▒▒▒▒▒▒▒▒▒▒▓▓▓▓▓▓▒▒▒▒▒▒▒▒▓▓▓▓▒▒▓▓██▓▓██▓▓████▓▓▓▓▓▓▓▓▓▓▓▓▓▓████████
▒▒▓▓▒▒▓▓▓▓▒▒▓▓▓▓▓▓▒▒████░░░░▓▓██▓▓░░░░▒▒▓▓░░░░▒▒░░░░░░░░▒▒░░░░░░░░░░░░▒▒▒▒▓▓▒▒▒▒▓▓▒▒▒▒▓▓██▓▓▒▒▒▒░░▒▒▒▒▓▓▒▒▒▒▓▓▓▓▓▓▓▓██▓▓▓▓▓▓▓▓▓▓▓▓▒▒▒▒▓▓██▓▓▒▒
▒▒▓▓██▒▒▒▒▒▒▓▓▓▓▓▓▒▒████▒▒▓▓▓▓▓▓▓▓▒▒░░░░██░░░░▓▓  ░░░░░░▒▒░░░░▒▒▒▒▒▒░░▒▒▒▒▓▓▒▒▓▓▓▓▒▒▒▒▓▓██▓▓▒▒▒▒▒▒▒▒▒▒▒▒▓▓▓▓▓▓██▓▓▓▓▓▓▓▓▓▓▒▒▒▒▒▒▒▒▒▒▒▒▒▒▒▒▒▒▒▒
▓▓██▓▓▒▒▒▒▓▓▓▓▒▒▒▒▒▒████░░▒▒██▓▓▓▓▒▒░░░░██░░▒▒░░░░░░░░░░░░░░░░░░▒▒░░░░▒▒▒▒▓▓▒▒▓▓▓▓▒▒▒▒▒▒██▓▓▒▒▒▒▒▒░░▒▒▒▒▓▓▒▒░░▓▓▓▓▓▓▒▒▒▒▒▒▒▒▒▒▒▒▒▒▒▒▒▒░░▒▒░░░░
▓▓▓▓▓▓▓▓██▒▒▒▒▒▒▒▒▒▒████▒▒▒▒▓▓▓▓░░▒▒░░░░▓▓▒▒▒▒░░░░░░░░░░░░░░░░░░░░▒▒░░▒▒▓▓▓▓▒▒▒▒▓▓▓▓▒▒▒▒▓▓██▓▓▒▒▒▒▒▒▒▒▒▒▒▒▒▒▒▒░░▓▓▓▓▒▒▒▒▒▒▒▒▒▒▒▒▒▒▒▒▒▒░░░░░░▒▒
▓▓▓▓▓▓▓▓▓▓▒▒▒▒▒▒▒▒▒▒██▒▒▒▒▒▒▒▒▓▓░░▒▒░░░░▓▓▒▒  ░░░░░░░░░░░░░░░░░░▒▒░░░░▒▒▒▒▓▓▒▒▒▒▓▓▓▓▓▓▒▒▓▓██▓▓▒▒░░▒▒▒▒▓▓▒▒▒▒▒▒▓▓▒▒▓▓▒▒▒▒▒▒▒▒▒▒▒▒▒▒▒▒▒▒▒▒▒▒▒▒▒▒
▓▓██▓▓▓▓▓▓▒▒▒▒▒▒▒▒▒▒░░▒▒▒▒▓▓▒▒▓▓  ▒▒░░░░▓▓░░░░░░░░░░░░░░░░░░░░░░░░░░▒▒▒▒▒▒▓▓▒▒▒▒▓▓▓▓▓▓▒▒▓▓████▓▓▒▒▒▒▒▒▓▓▓▓▓▓▓▓░░▓▓▓▓▓▓▒▒▒▒▒▒▒▒▒▒▒▒▒▒▒▒▒▒▒▒▒▒▒▒
▓▓██▓▓▓▓██▒▒▒▒▒▒▒▒▒▒░░▒▒░░▒▒░░▒▒░░▒▒▒▒▒▒▓▓░░░░░░░░░░░░░░░░░░░░░░▒▒░░▒▒▒▒▒▒▓▓▒▒▒▒▓▓▓▓▓▓▒▒▓▓██████▒▒▓▓▓▓▓▓▓▓▒▒░░▒▒▒▒▓▓▓▓▓▓▒▒▒▒▒▒▒▒▒▒▒▒▒▒▒▒▒▒▓▓▒▒
▓▓▓▓██▓▓██▒▒▒▒▒▒▓▓▓▓░░░░░░▒▒░░░░░░▒▒▒▒░░▓▓░░░░░░░░░░░░░░░░░░░░░░▓▓▒▒░░▒▒▓▓▓▓▒▒▒▒▓▓▓▓▓▓▒▒▓▓████▓▓▓▓▓▓▒▒░░░░░░░░▒▒▒▒▓▓▓▓▓▓▓▓▒▒▒▒▓▓▓▓▒▒▒▒▓▓▓▓▓▓▓▓
▓▓▓▓▓▓▓▓██▒▒▒▒▒▒▒▒▒▒░░▒▒▒▒▒▒▒▒░░░░▓▓▒▒░░▓▓░░░░░░░░░░░░░░░░░░░░░░▓▓▒▒▓▓▒▒▒▒▓▓▓▓▒▒▓▓▓▓▓▓▒▒▒▒████▓▓░░░░░░░░░░░░░░▒▒░░▒▒▓▓▓▓▓▓▓▓▓▓▓▓▓▓▓▓▓▓▓▓██████
▓▓▓▓▓▓▓▓██▒▒▓▓▒▒░░░░░░░░░░▒▒▒▒░░░░▓▓▒▒░░▓▓░░░░░░░░░░░░░░░░░░░░▒▒▓▓▒▒▓▓▒▒▒▒▓▓▓▓▒▒▓▓▓▓▓▓▓▓▒▒████▓▓▓▓▒▒░░░░░░░░░░░░░░░░▒▒████▓▓▓▓████████▓▓██████
▓▓▓▓██▓▓▓▓▓▓▒▒░░░░░░░░░░▒▒▒▒▒▒  ░░▓▓▒▒░░▓▓░░░░░░░░░░░░░░  ░░░░▒▒▓▓▒▒▓▓▒▒▒▒▓▓▓▓▒▒▒▒▓▓▓▓▓▓▒▒▓▓▓▓▓▓▓▓▓▓░░░░░░  ░░░░░░░░▒▒▒▒▓▓████▓▓▓▓▓▓▓▓▓▓▓▓▓▓██
██▓▓▓▓▒▒▒▒▓▓░░▒▒░░░░░░░░▒▒▒▒▒▒  ▒▒▓▓▒▒░░▓▓░░░░░░░░░░░░░░░░░░▒▒▒▒▓▓▒▒▒▒▓▓▒▒▓▓▓▓▒▒▓▓▓▓▓▓▓▓▒▒▓▓▓▓▓▓▓▓▓▓▓▓░░░░░░  ░░░░░░░░░░▓▓██▓▓▓▓▓▓▓▓▓▓▓▓▓▓▓▓██
▓▓██████▓▓▓▓░░▒▒░░▒▒▓▓▒▒▒▒▓▓██  ░░▓▓▒▒▒▒▒▒░░░░░░░░░░░░░░░░▒▒▓▓▓▓▓▓▒▒▓▓▒▒▓▓▒▒▓▓▓▓▓▓██▓▓▓▓▓▓▓▓▓▓▓▓▓▓▓▓██▓▓▓▓░░    ░░░░░░▒▒▒▒▓▓▓▓▓▓▓▓▓▓▓▓▓▓▓▓▓▓██
▓▓▓▓██▓▓▓▓▒▒░░░░░░░░▓▓██▓▓▓▓██  ▒▒▓▓░░▒▒▒▒░░░░░░░░░░░░░░░░▒▒▒▒▓▓▒▒▒▒▒▒▒▒▒▒▒▒▓▓▓▓▒▒▓▓▓▓▓▓▓▓▓▓▓▓▓▓▓▓▓▓██▒▒▒▒▒▒▒▒    ░░░░░░▒▒▒▒▒▒▓▓▓▓▓▓▓▓▓▓▓▓▓▓██
████▓▓▒▒▒▒▒▒░░░░░░▒▒██████▓▓  ░░▒▒▒▒▒▒▓▓░░░░░░░░░░░░░░░░░░▒▒▓▓▓▓▓▓░░▒▒▓▓▓▓▓▓▓▓▓▓▒▒▓▓▓▓▓▓▓▓▓▓██▓▓▓▓▓▓████░░░░░░░░░░░░░░░░▒▒▒▒▒▒▓▓▒▒▓▓▒▒▓▓▒▒▓▓▓▓
▒▒▒▒▒▒▒▒▓▓░░░░░░░░▒▒▓▓██████  ░░░░▒▒▒▒▓▓  ░░░░░░░░░░░░░░░░▒▒▒▒▓▓▓▓░░▓▓▓▓▒▒▓▓▓▓▓▓▒▒▓▓▓▓▓▓▓▓▓▓▓▓▓▓▓▓▓▓████░░░░░░  ░░▒▒░░░░▒▒▒▒▓▓▒▒▒▒▒▒▒▒▒▒▒▒▓▓▓▓
▒▒▓▓▓▓▒▒▒▒▒▒░░░░▒▒▓▓▓▓▓▓▓▓██  ░░▒▒▒▒▒▒▓▓  ░░░░░░░░░░░░░░░░▓▓▓▓▓▓▓▓  ▒▒▓▓▒▒▓▓▓▓▓▓▒▒▒▒▒▒▒▒▒▒▒▒▓▓▓▓▓▓██▓▓████  ░░░░░░░░░░░░▒▒▒▒▓▓▓▓▒▒▒▒▓▓▒▒▒▒▒▒▓▓
▓▓▓▓▓▓▓▓▒▒  ░░░░▓▓▓▓▓▓██▓▓██░░░░░░░░▓▓▓▓  ░░░░  ░░░░░░  ░░▒▒▒▒▓▓▓▓░░▒▒▓▓▓▓▓▓▓▓▓▓▒▒▓▓▒▒▒▒▒▒▒▒▓▓▓▓▓▓██▓▓▓▓████░░▒▒░░░░░░▒▒▒▒▓▓▓▓▓▓▓▓▓▓▒▒▒▒▒▒▒▒
copy to clipboard 👍 upvote 👎 downvote